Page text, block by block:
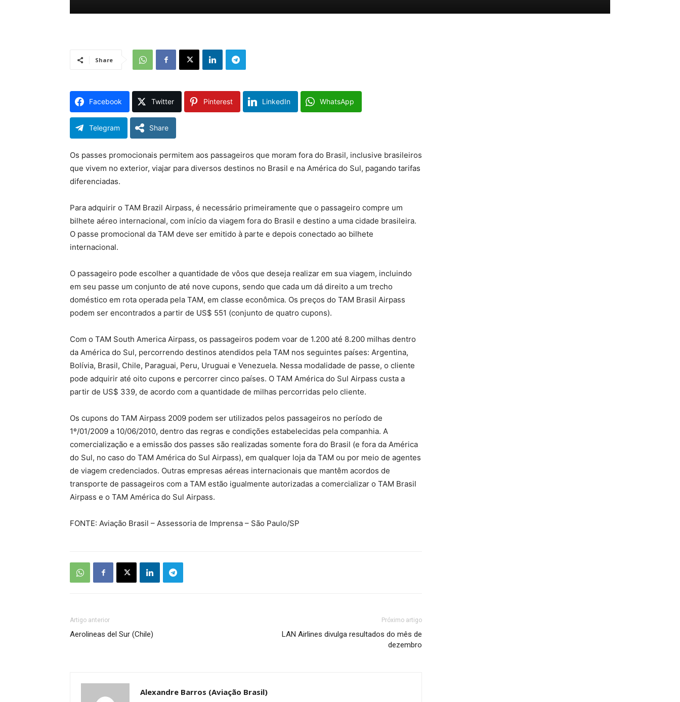
Share
Facebook Twitter Pinterest LinkedIn WhatsApp
Telegram Share
Os passes promocionais permitem aos passageiros que moram fora do Brasil, inclusive brasileiros
que vivem no exterior, viajar para diversos destinos no Brasil e na América do Sul, pagando tarifas
diferenciadas.
Para adquirir o TAM Brazil Airpass, é necessário primeiramente que o passageiro compre um
bilhete aéreo internacional, com início da viagem fora do Brasil e destino a uma cidade brasileira.
O passe promocional da TAM deve ser emitido à parte e depois conectado ao bilhete
internacional.
O passageiro pode escolher a quantidade de vôos que deseja realizar em sua viagem, incluindo
em seu passe um conjunto de até nove cupons, sendo que cada um dá direito a um trecho
doméstico em rota operada pela TAM, em classe econômica. Os preços do TAM Brasil Airpass
podem ser encontrados a partir de US$ 551 (conjunto de quatro cupons).
Com o TAM South America Airpass, os passageiros podem voar de 1.200 até 8.200 milhas dentro
da América do Sul, percorrendo destinos atendidos pela TAM nos seguintes países: Argentina,
Bolívia, Brasil, Chile, Paraguai, Peru, Uruguai e Venezuela. Nessa modalidade de passe, o cliente
pode adquirir até oito cupons e percorrer cinco países. O TAM América do Sul Airpass custa a
partir de US$ 339, de acordo com a quantidade de milhas percorridas pelo cliente.
Os cupons do TAM Airpass 2009 podem ser utilizados pelos passageiros no período de
1º/01/2009 a 10/06/2010, dentro das regras e condições estabelecidas pela companhia. A
comercialização e a emissão dos passes são realizadas somente fora do Brasil (e fora da América
do Sul, no caso do TAM América do Sul Airpass), em qualquer loja da TAM ou por meio de agentes
de viagem credenciados. Outras empresas aéreas internacionais que mantêm acordos de
transporte de passageiros com a TAM estão igualmente autorizadas a comercializar o TAM Brasil
Airpass e o TAM América do Sul Airpass.
FONTE: Aviação Brasil – Assessoria de Imprensa – São Paulo/SP
Artigo anterior
Aerolineas del Sur (Chile)
Próximo artigo
LAN Airlines divulga resultados do mês de
dezembro
Alexandre Barros (Aviação Brasil)